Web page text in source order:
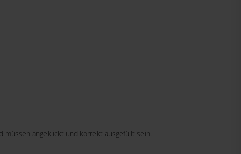
müssen angeklickt und korrekt ausgefüllt sein.